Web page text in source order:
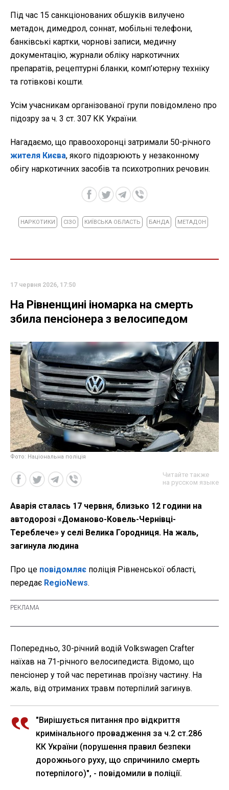
Під час 15 санкціонованих обшуків вилучено
метадон, димедрол, соннат, мобільні телефони,
банківські картки, чорнові записи, медичну
документацію, журнали обліку наркотичних
препаратів, рецептурні бланки, комп’ютерну техніку
та готівкові кошти.
Усім учасникам організованої групи повідомлено про
підозру за ч. 3 ст. 307 КК України.
Нагадаємо, що правоохоронці затримали 50-річного
жителя Києва, якого підозрюють у незаконному
обігу наркотичних засобів та психотропних речовин.
НАРКОТИКИ СІЗО КИЇВСЬКА ОБЛАСТЬ БАНДА МЕТАДОН
17 червня 2026, 17:50
На Рівненщині іномарка на смерть
збила пенсіонера з велосипедом
Фото: Національна поліція
Читайте также
на русском языке
Аварія сталась 17 червня, близько 12 години на
автодорозі «Доманово-Ковель-Чернівці-
Тереблече» у селі Велика Городниця. На жаль,
загинула людина
Про це повідомляє поліція Рівненської області,
передає RegioNews.
Попередньо, 30-річний водій Volkswagen Crafter
наїхав на 71-річного велосипедиста. Відомо, що
пенсіонер у той час перетинав проїзну частину. На
жаль, від отриманих травм потерпілий загинув.
"Вирішується питання про відкриття
кримінального провадження за ч.2 ст.286
КК України (порушення правил безпеки
дорожнього руху, що спричинило смерть
потерпілого)", - повідомили в поліції.